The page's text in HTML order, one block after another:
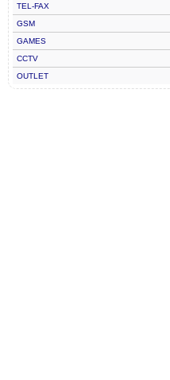
TEL-FAX
GSM
GAMES
CCTV
OUTLET